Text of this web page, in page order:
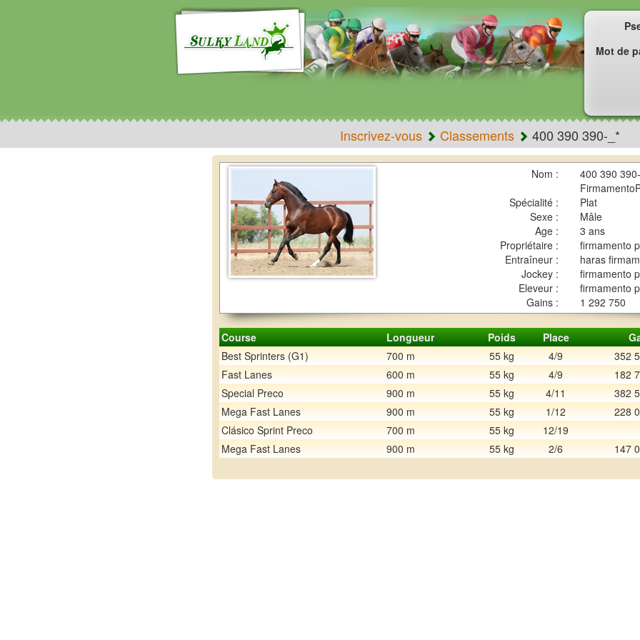
Mot de
Inscrivez-vous Classements 400 390 390-_*
Nom :
400 390
Spécialité :
Plat
Sexe :
Mâle
Age :
3 ans
Propriétaire :
firmamento
Entraîneur :
haras
Jockey :
firmamento
Eleveur :
firmamento
Gains :
1 292 750
Course Longueur Poids Place
Best Sprinters (G1)
700 m 55 kg 4/9
352
Fast Lanes
600 m 55 kg 4/9
182
Special Preco
900 m 55 kg 4/11
382
Mega Fast Lanes
900 m 55 kg 1/12
228
Clásico Sprint Preco
700 m 55 kg
12/19
Mega Fast Lanes
900 m 55 kg 2/6 147